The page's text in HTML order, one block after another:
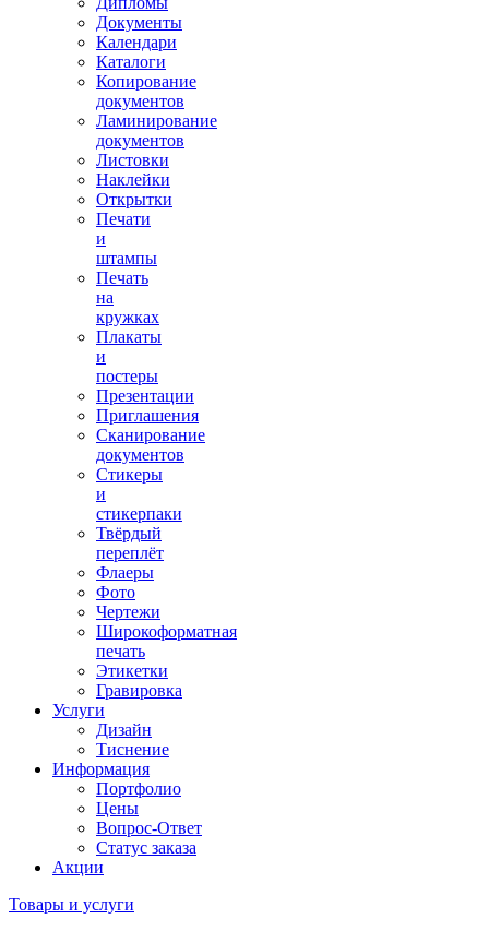
Документы
Календари
Каталоги
Копирование
документов
Ламинирование
документов
Листовки
Наклейки
Открытки
Печати
и
штампы
Печать
на
кружках
Плакаты
и
постеры
Презентации
Приглашения
Сканирование
документов
Стикеры
и
стикерпаки
Твёрдый
переплёт
Флаеры
Фото
Чертежи
Широкоформатная
печать
Этикетки
Гравировка
Услуги
Дизайн
Тиснение
Информация
Портфолио
Цены
Вопрос-Ответ
Статус заказа
Акции
Товары и услуги